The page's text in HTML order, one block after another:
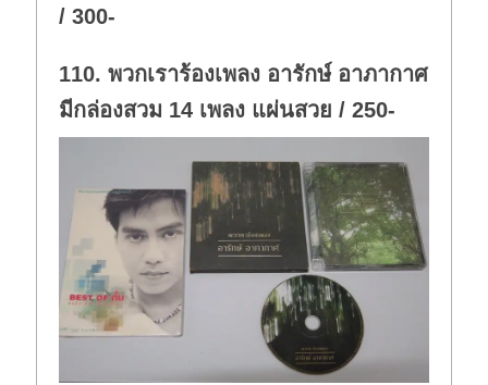
/ 300-
110. พวกเราร้องเพลง อารักษ์ อาภากาศ
มีกล่องสวม 14 เพลง แผ่นสวย / 250-